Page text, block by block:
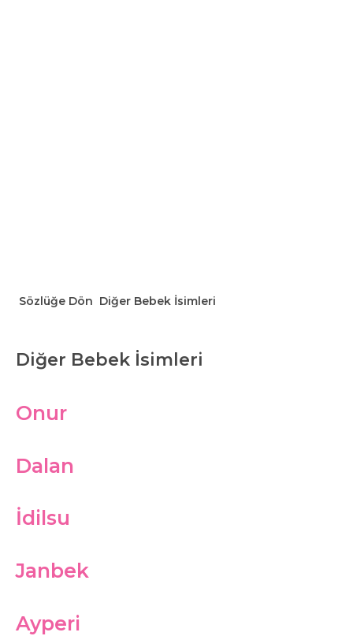
Sözlüğe Dön Diğer Bebek İsimleri
Diğer Bebek İsimleri
Onur
Dalan
İdilsu
Janbek
Ayperi